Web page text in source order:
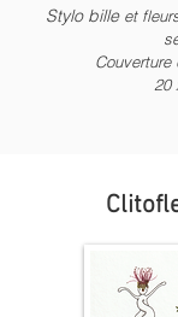
Stylo billeet
Couverture
20